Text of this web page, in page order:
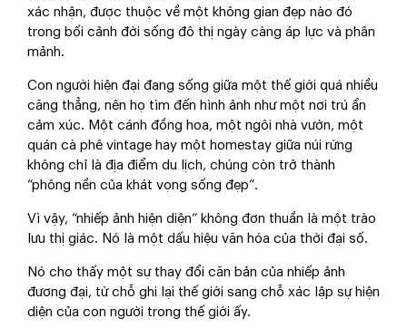
xác nhận, được thuộc về một không gian đẹp nào đó
trong bối cảnh đời sống đô thị ngày càng áp lực và phân
mảnh.
Con người hiện đại đang sống giữa một thế giới quá nhiều
căng thẳng, nên họ tìm đến hình ảnh như một nơi trú ẩn
cảm xúc. Một cánh đồng hoa, một ngôi nhà vườn, một
quán cà phê vintage hay một homestay giữa núi rừng
không chỉ là địa điểm du lịch, chúng còn trở thành
“phông nền của khát vọng sống đẹp”.
Vì vậy, “nhiếp ảnh hiện diện” không đơn thuần là một trào
lưu thị giác. Nó là một dấu hiệu văn hóa của thời đại số.
Nó cho thấy một sự thay đổi căn bản của nhiếp ảnh
đương đại, từ chỗ ghi lại thế giới sang chỗ xác lập sự hiện
diện của con người trong thế giới ấy.